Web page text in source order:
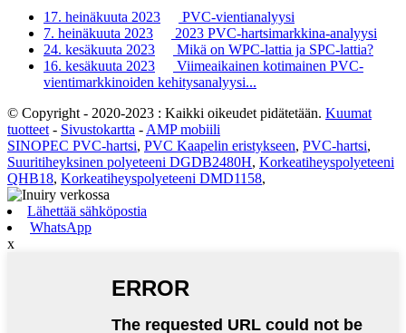
17. heinäkuuta 2023
PVC-vientianalyysi
7. heinäkuuta 2023
2023 PVC-hartsimarkkina-analyysi
24. kesäkuuta 2023
Mikä on WPC-lattia ja SPC-lattia?
16. kesäkuuta 2023
Viimeaikainen kotimainen PVC-
vientimarkkinoiden kehitysanalyysi...
© Copyright - 2020-2023 : Kaikki oikeudet pidätetään. Kuumat
tuotteet - Sivustokartta - AMP mobiili
SINOPEC PVC-hartsi, PVC Kaapelin eristykseen, PVC-hartsi,
Suuritiheyksinen polyeteeni DGDB2480H, Korkeatiheyspolyeteeni
QHB18, Korkeatiheyspolyeteeni DMD1158,
Lähettää sähköpostia
WhatsApp
x